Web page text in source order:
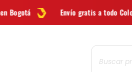
gratis a todo Colombia desde$99.900
Búsqueda
de
productos